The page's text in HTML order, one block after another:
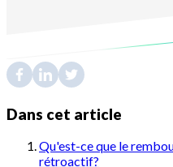
Dans cet article
Qu'est-ce que le
rétroactif?